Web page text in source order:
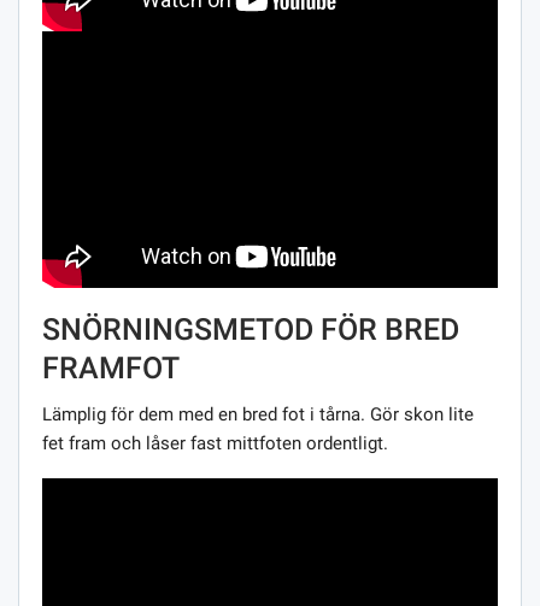
SNÖRNINGSMETOD FÖR BRED
FRAMFOT
Lämplig för dem med en bred fot i tårna. Gör skon lite
fet fram och låser fast mittfoten ordentligt.